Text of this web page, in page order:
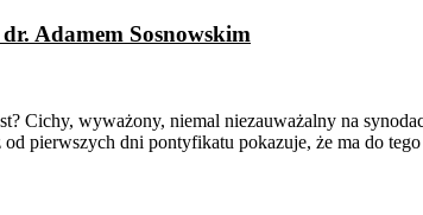
Adamem Sosnowskim
Cichy, wyważony, niemal niezauważalny na
od pierwszych dni pontyfikatu pokazuje, że ma do